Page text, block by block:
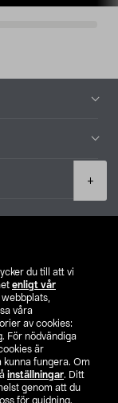
du till att vi
enligt vår
våra
av cookies:
För nödvändiga
är
kunna fungera. Om
inställningar. Ditt
genom att du
för guidning.
+